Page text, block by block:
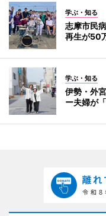
学ぶ・知る
志摩市民
再生が50
学ぶ・知る
伊勢・外
ー夫婦が